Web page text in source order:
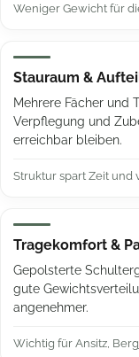
Weniger Gewicht für
Stauraum &
Mehrere Fächer und
Verpflegung und
erreichbar bleiben.
Struktur spart Zeit und
Tragekomfort &
Gepolsterte
gute
angenehmer.
Wichtig für Ansitz,